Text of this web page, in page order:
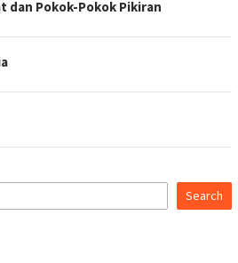
dan Pokok-Pokok Pikiran
Search